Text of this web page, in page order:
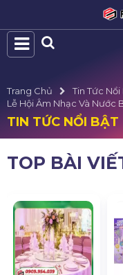
Trang Chủ Tin Tức Nổi
Lễ Hội Âm Nhạc Và Nước
TIN TỨC NỔI BẬT
TOP BÀI